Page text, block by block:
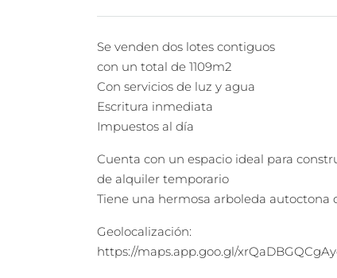
Se venden dos lotes contiguos
con un total de 1109m2
Con servicios de luz y agua
Escritura inmediata
Impuestos al día
Cuenta con un espacio ideal para
de alquiler temporario
Tiene una hermosa arboleda
Geolocalización:
https://maps.app.goo.gl/